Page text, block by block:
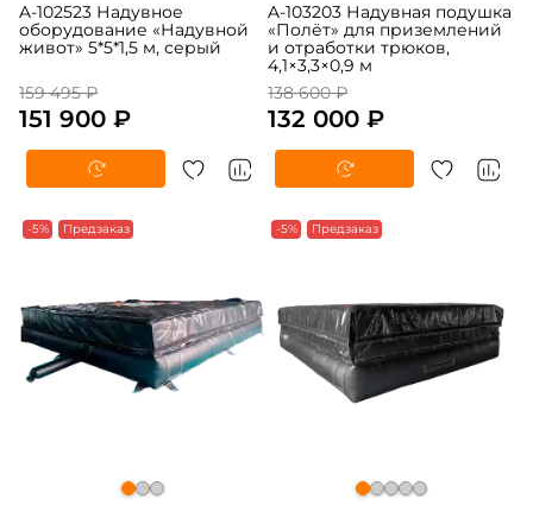
A-102523 Надувное
оборудование «Надувной
живот» 5*5*1,5 м, серый
159 495 ₽
151 900 ₽
A-103203 Надувная подушка
«Полёт» для приземлений
и отработки трюков,
4,1×3,3×0,9 м
138 600 ₽
132 000 ₽
-5% Предзаказ -5% Предзаказ